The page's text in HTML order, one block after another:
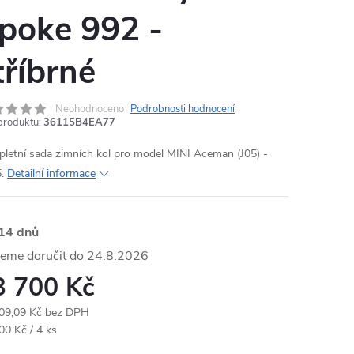
992 -
Neohodnoceno Podrobnosti hodnocení
36115B4EA77
sada zimních kol pro model MINI Aceman (J05) -
Detailní informace
dnů
24.8.2026
700 Kč
Kč bez DPH
Kč / 4 ks